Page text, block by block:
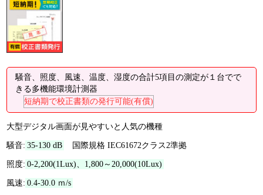
騒音、照度、風速、温度、湿度の合計5項目の測定が１台でで
きる多機能環境計測器
短納期で校正書類の発行可能(有償)
大型デジタル画面が見やすいと人気の機種
騒音: 35-130 dB 国際規格 IEC61672クラス2準拠
照度: 0-2,200(1Lux)、1,800～20,000(10Lux)
風速: 0.4-30.0 ｍ/s